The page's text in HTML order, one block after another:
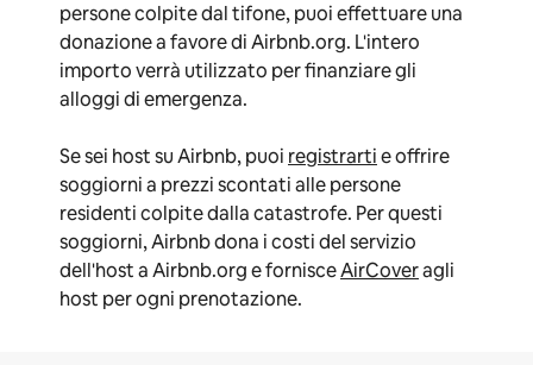
persone colpite dal tifone, puoi effettuare una
donazione a favore di Airbnb.org. L'intero
importo verrà utilizzato per finanziare gli
alloggi di emergenza.
Se sei host su Airbnb, puoi registrartie offrire
soggiorni a prezzi scontati alle persone
residenti colpite dalla catastrofe. Per questi
soggiorni, Airbnb dona i costi del servizio
dell'host a Airbnb.org e fornisceAirCoveragli
host per ogni prenotazione.